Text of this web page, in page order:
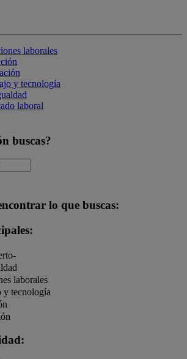
laborales
y tecnología
laboral
buscas?
lo que buscas:
laborales
y tecnología